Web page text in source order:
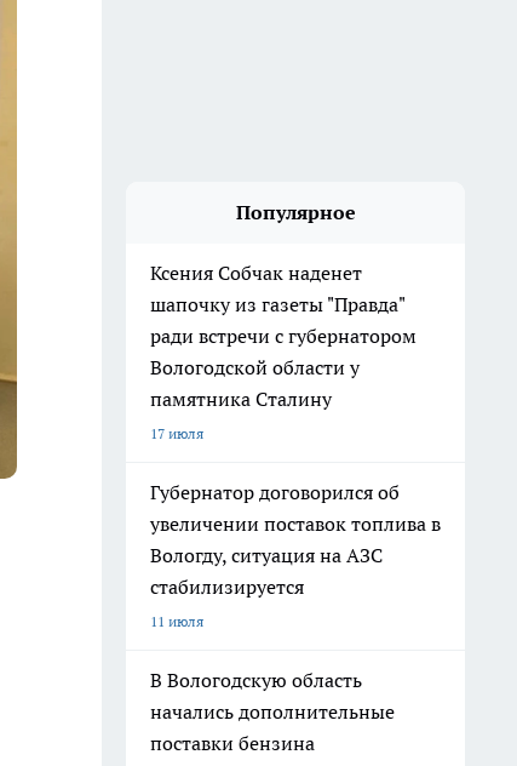
Популярное
Ксения Собчак наденет
шапочку из газеты "Правда"
ради встречи с губернатором
Вологодской области у
памятника Сталину
17 июля
Губернатор договорился об
увеличении поставок топлива в
Вологду, ситуация на АЗС
стабилизируется
11 июля
В Вологодскую область
начались дополнительные
поставки бензина